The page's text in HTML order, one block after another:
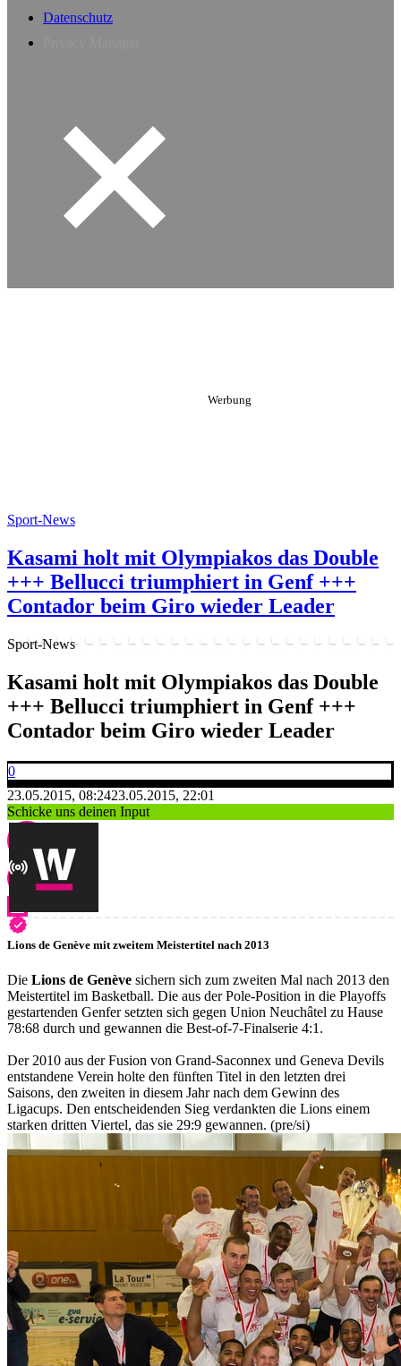
Datenschutz
Sport-News
Kasami holt mit Olympiakos das Double
+++ Bellucci triumphiert in Genf +++
Contador beim Giro wieder Leader
Sport-News
Kasami holt mit Olympiakos das Double
+++ Bellucci triumphiert in Genf +++
Contador beim Giro wieder Leader
0
23.05.2015, 08:2423.05.2015, 22:01
Schicke uns deinen Input
Lions de Genève mit zweitem Meistertitel nach 2013
Die Lions de Genève sichern sich zum zweiten Mal nach 2013 den
Meistertitel im Basketball. Die aus der Pole-Position in die Playoffs
gestartenden Genfer setzten sich gegen Union Neuchâtel zu Hause
78:68 durch und gewannen die Best-of-7-Finalserie 4:1.
Der 2010 aus der Fusion von Grand-Saconnex und Geneva Devils
entstandene Verein holte den fünften Titel in den letzten drei
Saisons, den zweiten in diesem Jahr nach dem Gewinn des
Ligacups. Den entscheidenden Sieg verdankten die Lions einem
starken dritten Viertel, das sie 29:9 gewannen. (pre/si)